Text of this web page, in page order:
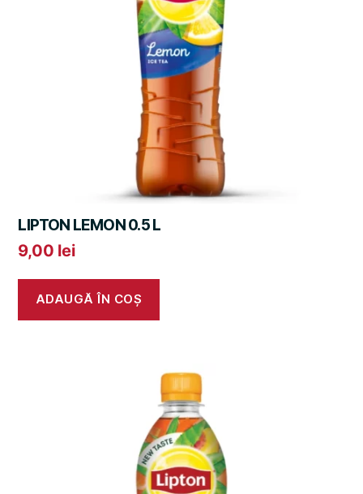
LIPTON LEMON 0.5 L
9,00 lei
ADAUGĂ ÎN COȘ